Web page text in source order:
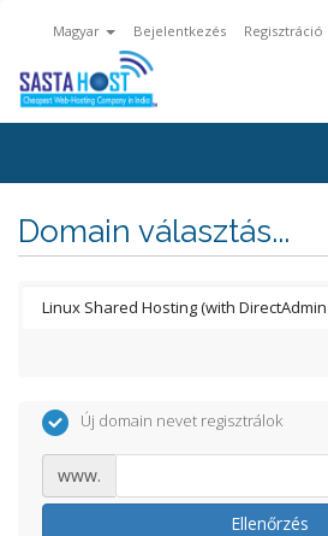
Magyar Bejelentkezés Regisztráció
Domain választás...
Új domain nevet regisztrálok
www.
Ellenőrzés